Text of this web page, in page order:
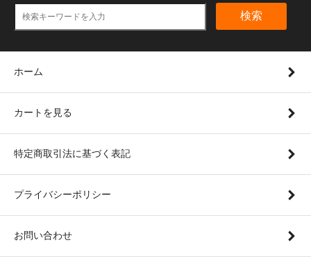
検索
ホーム
カートを見る
特定商取引法に基づく表記
プライバシーポリシー
お問い合わせ